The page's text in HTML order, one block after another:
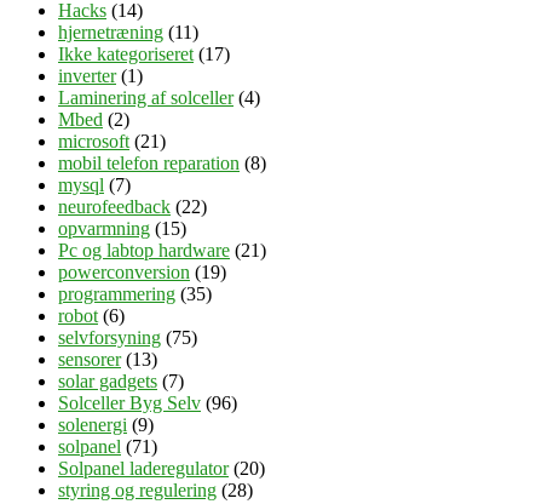
Hacks (14)
hjernetræning (11)
Ikke kategoriseret (17)
inverter(1)
Laminering af solceller(4)
Mbed (2)
microsoft (21)
mobil telefon reparation (8)
mysql (7)
neurofeedback (22)
opvarmning (15)
Pc og labtop hardware (21)
powerconversion (19)
programmering (35)
robot (6)
selvforsyning (75)
sensorer(13)
solar gadgets (7)
Solceller Byg Selv (96)
solenergi (9)
solpanel (71)
Solpanel laderegulator(20)
styring og regulering (28)